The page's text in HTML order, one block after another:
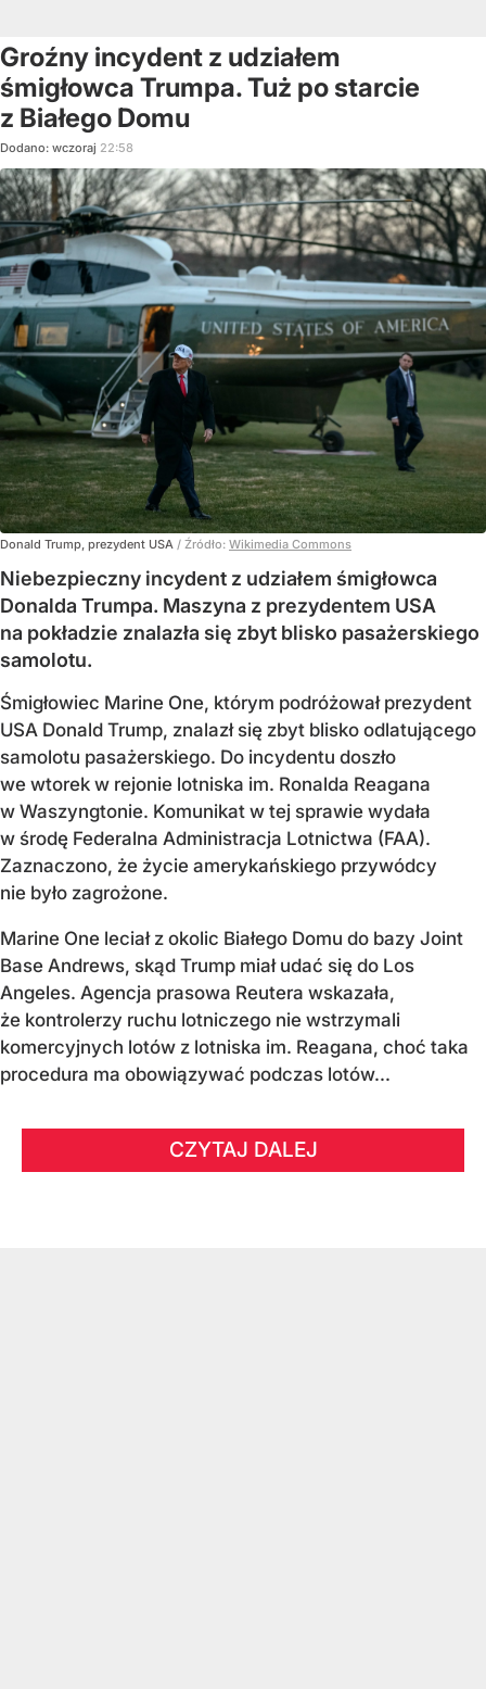
Groźny incydent z udziałem
śmigłowca Trumpa. Tuż po starcie
z Białego Domu
Dodano: wczoraj 22:58
Donald Trump, prezydent USA / Źródło: Wikimedia Commons
Niebezpieczny incydent z udziałem śmigłowca
Donalda Trumpa. Maszyna z prezydentem USA
na pokładzie znalazła się zbyt blisko pasażerskiego
samolotu.
Śmigłowiec Marine One, którym podróżował prezydent
USA Donald Trump, znalazł się zbyt blisko odlatującego
samolotu pasażerskiego. Do incydentu doszło
we wtorek w rejonie lotniska im. Ronalda Reagana
w Waszyngtonie. Komunikat w tej sprawie wydała
w środę Federalna Administracja Lotnictwa (FAA).
Zaznaczono, że życie amerykańskiego przywódcy
nie było zagrożone.
Marine One leciał z okolic Białego Domu do bazy Joint
Base Andrews, skąd Trump miał udać się do Los
Angeles. Agencja prasowa Reutera wskazała,
że kontrolerzy ruchu lotniczego nie wstrzymali
komercyjnych lotów z lotniska im. Reagana, choć taka
procedura ma obowiązywać podczas lotów...
CZYTAJ DALEJ